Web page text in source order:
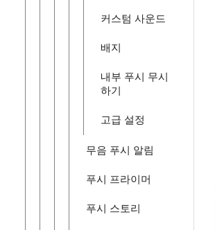
커스텀 사운드
배지
내부 푸시 무시
하기
고급 설정
무음 푸시 알림
푸시 프라이머
푸시 스토리